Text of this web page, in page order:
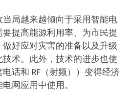
局越来越倾向于采用智能电
提高能源利用率、为市民提
好应对灾害的准备以及升级
术。此外，技术的进步也使
话和 RF（射频））变得经济
网应用中使用。